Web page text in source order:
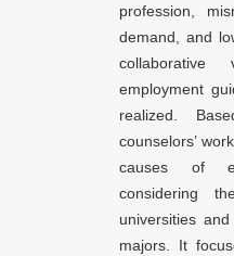
profession,
demand, and
employment
realized.
counselors’
causes of
considering
universities
majors. It